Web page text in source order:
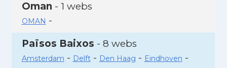
Oman - 1 webs
OMAN -
Països Baixos - 8 webs
Amsterdam - Delft- Den Haag - Eindhoven -